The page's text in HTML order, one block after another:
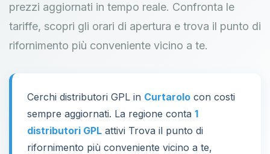
prezzi aggiornati in tempo reale. Confronta le
tariffe, scopri gli orari di apertura e trova il punto di
rifornimento più conveniente vicino a te.
Cerchi distributori GPL in Curtarolo con costi
sempre aggiornati. La regione conta 1
distributori GPL attivi Trova il punto di
rifornimento più conveniente vicino a te,